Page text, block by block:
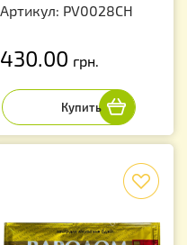
Артикул: PV0028CH
430.00 грн.